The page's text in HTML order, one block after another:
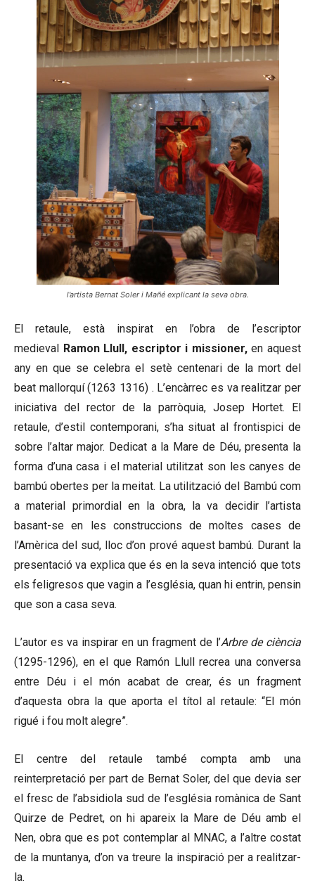
l’artista Bernat Soler i Mañé explicant la seva obra.
El retaule, està inspirat en l’obra de l’escriptor
medieval
Ramon Llull, escriptor i missioner,en aquest
any en que se celebra el setè centenari de la mort del
beat mallorquí (1263 1316) . L’encàrrec es va realitzar per
iniciativa del rector de la parròquia, Josep Hortet. El
retaule, d’estil contemporani, s’ha situat al frontispici de
sobre l’altar major. Dedicat a la Mare de Déu, presenta la
forma d’una casa i el material utilitzat son les canyes de
bambú obertes per la meitat. La utilització del Bambú com
a material primordial en la obra, la va decidir l’artista
basant-se en les construccions de moltes cases de
l’Amèrica del sud, lloc d’on prové aquest bambú. Durant la
presentació va explica que és en la seva intenció que tots
els feligresos que vagin a l’església, quan hi entrin, pensin
que son a casa seva.
L’autor es va inspirar en un fragment de l’Arbre de ciència
(1295-1296), en el que Ramón Llull recrea una conversa
entre Déu i el món acabat de crear, és un fragment
d’aquesta obra la que aporta el títol al retaule: “El món
rigué i fou molt alegre”.
El centre del retaule també compta amb una
reinterpretació per part de Bernat Soler, del que devia ser
el fresc de l’absidiola sud de l’església romànica de Sant
Quirze de Pedret, on hi apareix la Mare de Déu amb el
Nen, obra que es pot contemplar al MNAC, a l’altre costat
de la muntanya, d’on va treure la inspiració per a realitzar-
la.